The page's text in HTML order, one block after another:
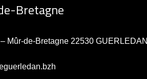
Bretagne
Mûr-de-Bretagne 22530 GUERLEDAN